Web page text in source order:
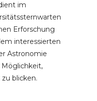
im
Erforschung
interessierten
Astronomie
blicken.